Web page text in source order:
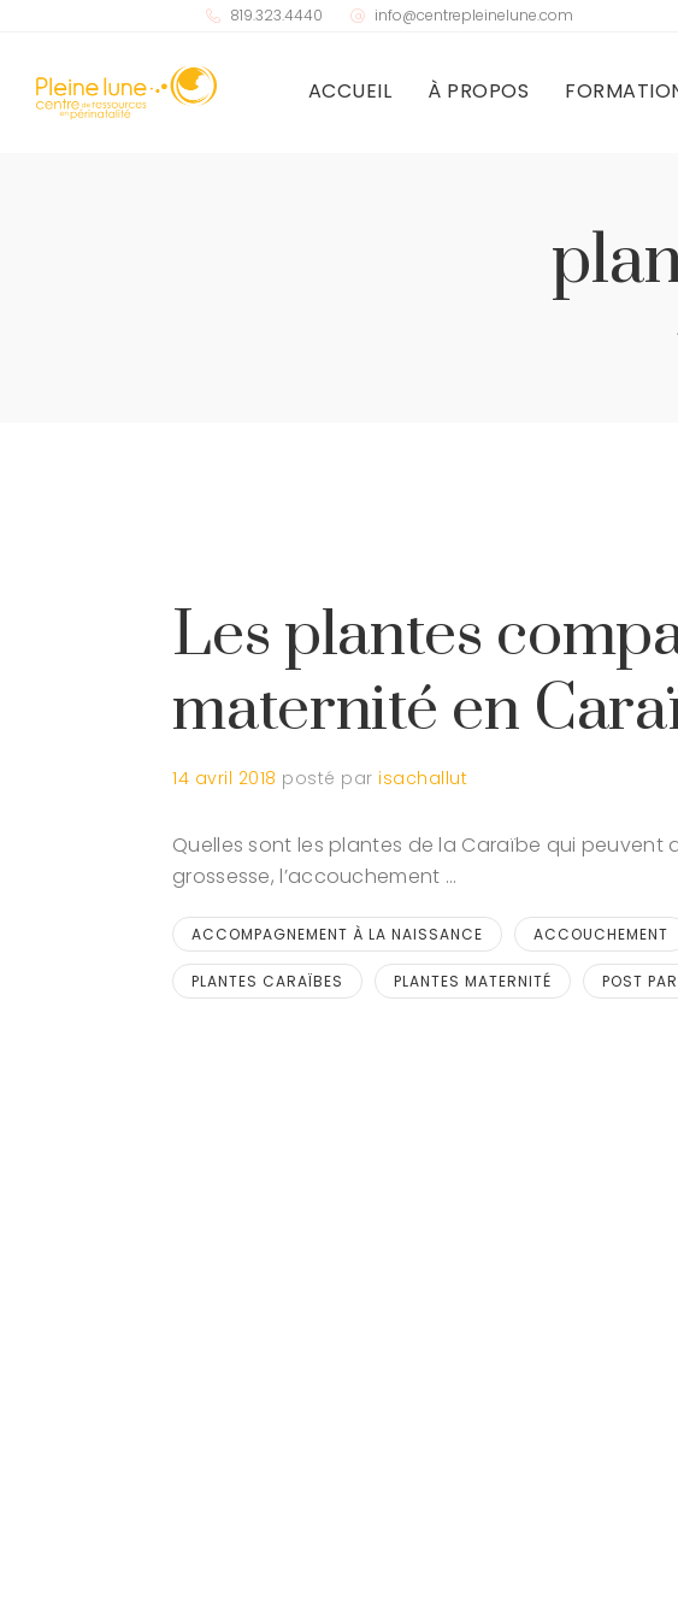
819.323.4440 info@centrepleinelune.com
ACCUEIL À PROPOS
Les plantes
maternité en
14 avril 2018 posté par isachallut
Quelles sont les plantes de la Caraïbe qui peuvent
grossesse, l’accouchement …
ACCOMPAGNEMENT À LA NAISSANCE ACCOUCHEMENT
PLANTES CARAÏBES PLANTES MATERNITÉ POST